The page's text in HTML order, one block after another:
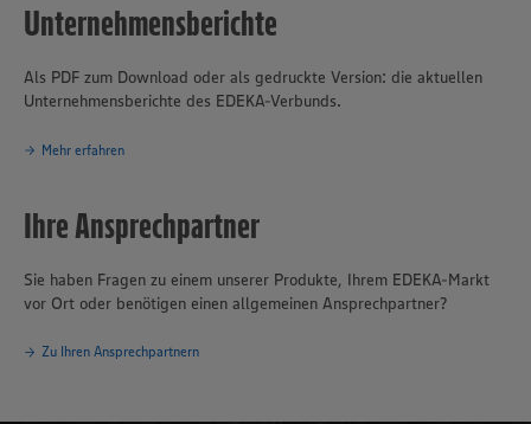
Unternehmensberichte
Als PDF zum Download oder als gedruckte Version: die aktuellen
Unternehmensberichte des EDEKA-Verbunds.
Mehr erfahren
Ihre Ansprechpartner
Sie haben Fragen zu einem unserer Produkte, Ihrem EDEKA-Markt
vor Ort oder benötigen einen allgemeinen Ansprechpartner?
Zu Ihren Ansprechpartnern